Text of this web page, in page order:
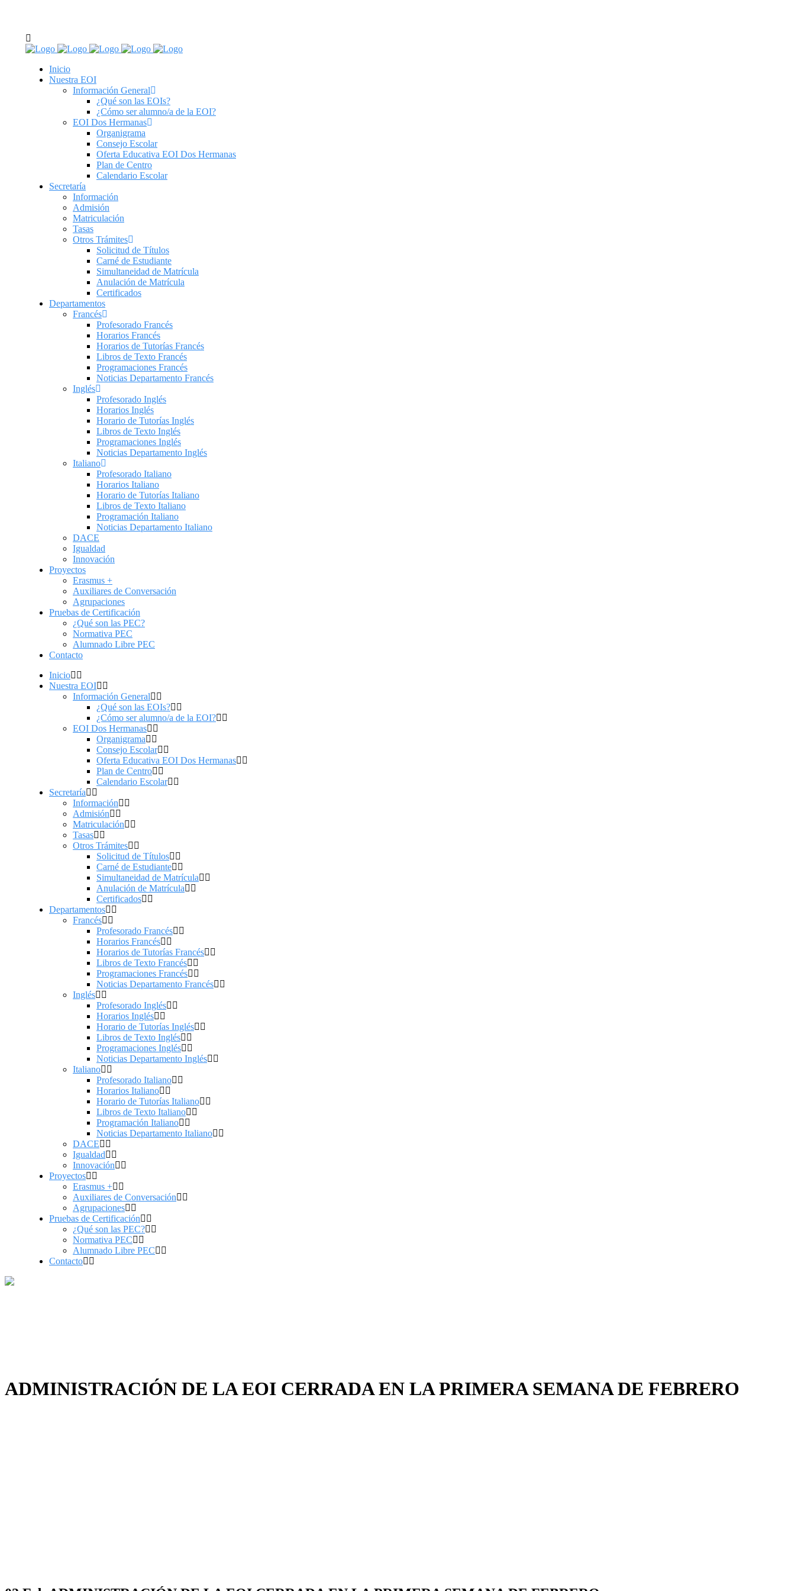
tel: 955 62 43 03
Inicio
Nuestra EOI
Información General
¿Qué son las EOIs?
¿Cómo ser alumno/a de la EOI?
EOI Dos Hermanas
Organigrama
Consejo Escolar
Oferta Educativa EOI Dos Hermanas
Plan de Centro
Calendario Escolar
Secretaría
Información
Admisión
Matriculación
Tasas
Otros Trámites
Solicitud de Títulos
Carné de Estudiante
Simultaneidad de Matrícula
Anulación de Matrícula
Certificados
Departamentos
Francés
Profesorado Francés
Horarios Francés
Horarios de Tutorías Francés
Libros de Texto Francés
Programaciones Francés
Noticias Departamento Francés
Inglés
Profesorado Inglés
Horarios Inglés
Horario de Tutorías Inglés
Libros de Texto Inglés
Programaciones Inglés
Noticias Departamento Inglés
Italiano
Profesorado Italiano
Horarios Italiano
Horario de Tutorías Italiano
Libros de Texto Italiano
Programación Italiano
Noticias Departamento Italiano
DACE
Igualdad
Innovación
Proyectos
Erasmus +
Auxiliares de Conversación
Agrupaciones
Pruebas de Certificación
¿Qué son las PEC?
Normativa PEC
Alumnado Libre PEC
Contacto
Inicio
Nuestra EOI
Información General
¿Qué son las EOIs?
¿Cómo ser alumno/a de la EOI?
EOI Dos Hermanas
Organigrama
Consejo Escolar
Oferta Educativa EOI Dos Hermanas
Plan de Centro
Calendario Escolar
Secretaría
Información
Admisión
Matriculación
Tasas
Otros Trámites
Solicitud de Títulos
Carné de Estudiante
Simultaneidad de Matrícula
Anulación de Matrícula
Certificados
Departamentos
Francés
Profesorado Francés
Horarios Francés
Horarios de Tutorías Francés
Libros de Texto Francés
Programaciones Francés
Noticias Departamento Francés
Inglés
Profesorado Inglés
Horarios Inglés
Horario de Tutorías Inglés
Libros de Texto Inglés
Programaciones Inglés
Noticias Departamento Inglés
Italiano
Profesorado Italiano
Horarios Italiano
Horario de Tutorías Italiano
Libros de Texto Italiano
Programación Italiano
Noticias Departamento Italiano
DACE
Igualdad
Innovación
Proyectos
Erasmus +
Auxiliares de Conversación
Agrupaciones
Pruebas de Certificación
¿Qué son las PEC?
Normativa PEC
Alumnado Libre PEC
Contacto
ADMINISTRACIÓN DE LA EOI CERRADA EN LA PRIMERA SEMANA DE FEBRERO